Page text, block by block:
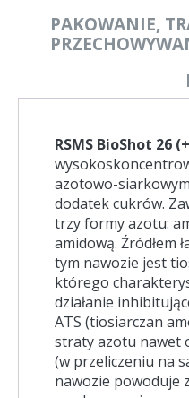
PAKOWANIE,
RSMS BioShot 26
azotowo-
dodatek cukrów.
trzy formy azotu:
amidową. Źródłem
tym nawozie jest
którego
działanie
ATS (tiosiarczan
straty azotu nawet
(w przeliczeniu na
nawozie powoduje